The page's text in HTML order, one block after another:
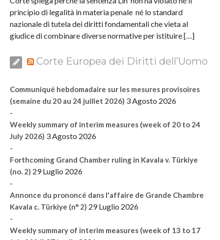
principio di legalità in materia penale né lo standard
nazionale di tutela dei diritti fondamentali che vieta al
giudice di combinare diverse normative per istituire […]
Corte Europea dei Diritti dell’Uomo
Communiqué hebdomadaire sur les mesures provisoires
(semaine du 20 au 24 juillet 2026) 3 Agosto 2026
-
Weekly summary of interim measures (week of 20 to 24
July 2026) 3 Agosto 2026
-
Forthcoming Grand Chamber ruling in Kavala v. Türkiye
(no. 2) 29 Luglio 2026
-
Annonce du prononcé dans l'affaire de Grande Chambre
Kavala c. Türkiye (n° 2) 29 Luglio 2026
-
Weekly summary of interim measures (week of 13 to 17